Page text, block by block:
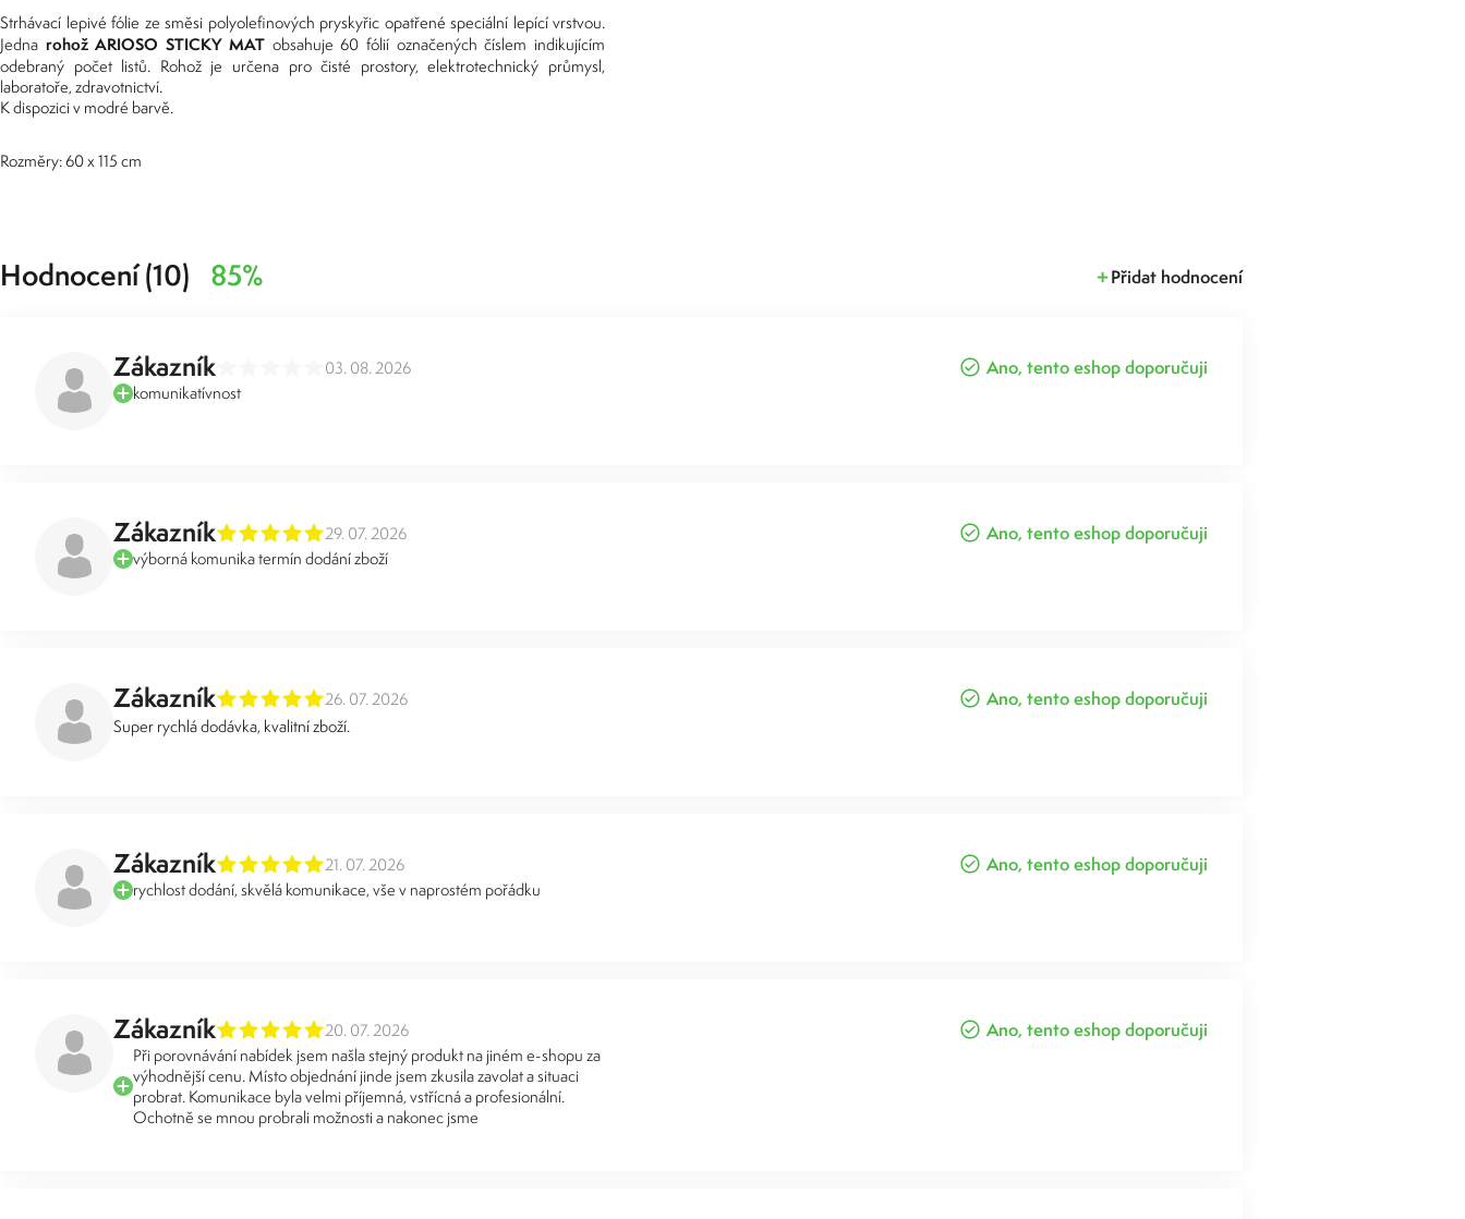
Strhávací lepivé fólie ze směsi polyolefinových pryskyřic opatřené speciální lepící vrstvou.
Jedna rohož ARIOSO STICKY MATobsahuje 60 fólií označených číslem indikujícím
odebraný počet listů. Rohož je určena pro čisté prostory, elektrotechnický průmysl,
laboratoře, zdravotnictví.
K dispozici v modré barvě.
Rozměry:60 x 115 cm
Hodnocení (10) 85% Přidat hodnocení
Zákazník 03. 08. 2026 Ano, tento eshop doporučuji
komunikatívnost
Zákazník 29. 07. 2026 Ano, tento eshop doporučuji
výborná komunika termín dodání zboží
Zákazník 26. 07. 2026 Ano, tento eshop doporučuji
Super rychlá dodávka, kvalitní zboží.
Zákazník 21. 07. 2026 Ano, tento eshop doporučuji
rychlost dodání, skvělá komunikace, vše v naprostém pořádku
Zákazník 20. 07. 2026 Ano, tento eshop doporučuji
Při porovnávání nabídek jsem našla stejný produkt na jiném e-shopu za
výhodnější cenu. Místo objednání jinde jsem zkusila zavolat a situaci
probrat. Komunikace byla velmi příjemná, vstřícná a profesionální.
Ochotně se mnou probrali možnosti a nakonec jsme